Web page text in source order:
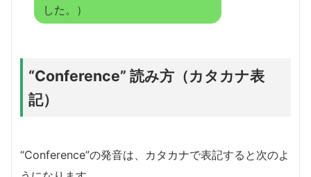
した。）
“Conference” 読み方（カタカナ表
記）
“Conference”の発音は、カタカナで表記すると次のよ